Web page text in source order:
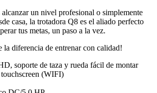
un nivel profesional o simplemente
casa, la trotadora Q8 es el aliado perfecto
tus metas, un paso a la vez.
la diferencia de entrenar con calidad!
soporte de taza y rueda fácil de montar
(WIFI)